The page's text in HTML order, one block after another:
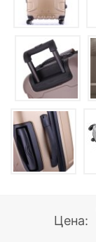
Цена: